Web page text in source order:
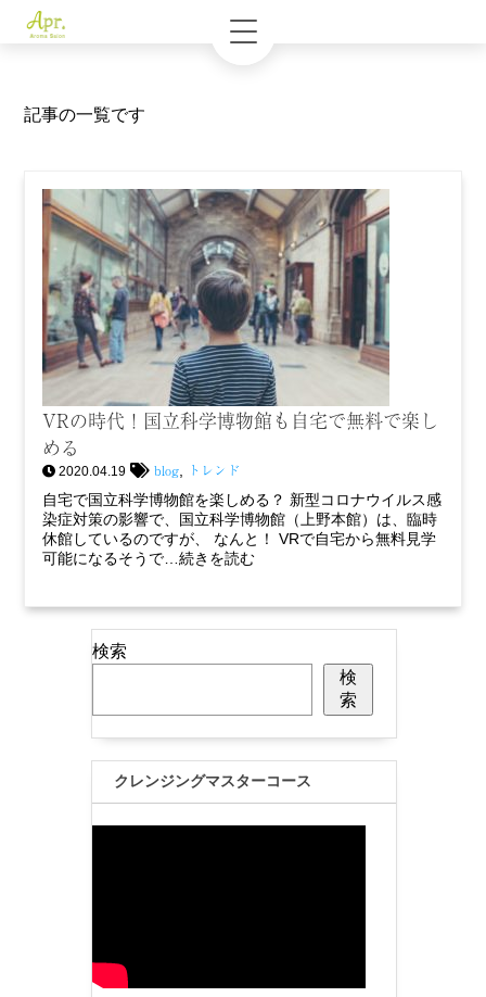
記事の一覧です
VRの時代！国立科学博物館も自宅で無料で楽し
める
2020.04.19 blog トレンド
自宅で国立科学博物館を楽しめる？ 新型コロナウイルス感
染症対策の影響で、国立科学博物館（上野本館）は、臨時
休館しているのですが、 なんと！ VRで自宅から無料見学
可能になるそうで…続きを読む
検索
検
索
クレンジングマスターコース